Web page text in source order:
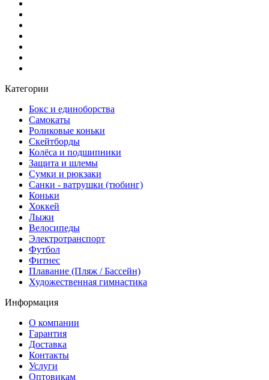
Категории
Бокс и единоборства
Самокаты
Роликовые коньки
Скейтборды
Колёса и подшипники
Защита и шлемы
Сумки и рюкзаки
Санки - ватрушки (тюбинг)
Коньки
Хоккей
Лыжи
Велосипеды
Электротранспорт
Футбол
Фитнес
Плавание (Пляж / Бассейн)
Художественная гимнастика
Информация
О компании
Гарантия
Доставка
Контакты
Услуги
Оптовикам